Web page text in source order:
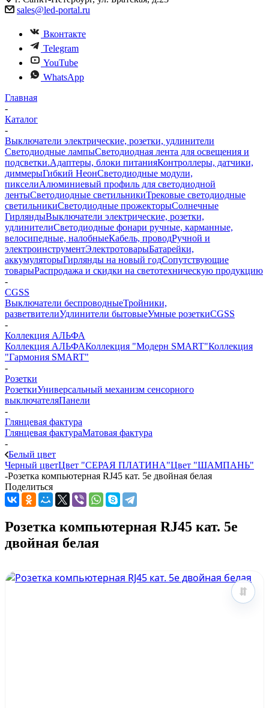
sales@led-portal.ru
Вконтакте
Telegram
YouTube
WhatsApp
Главная
-
Каталог
-
Выключатели электрические, розетки, удлинители
Светодиодные лампыСветодиодная лента для освещения и
подсветки.Адаптеры, блоки питанияКонтроллеры, датчики,
диммерыГибкий НеонСветодиодные модули,
пикселиАлюминиевый профиль для светодиодной
лентыСветодиодные светильникиТрековые светодиодные
светильникиСветодиодные прожекторыСолнечные
ГирляндыВыключатели электрические, розетки,
удлинителиСветодиодные фонари ручные, карманные,
велосипедные, налобныеКабель, проводРучной и
электроинструментЭлектротоварыБатарейки,
аккумуляторыГирлянды на новый годСопутствующие
товарыРаспродажа и скидки на светотехническую продукцию
-
CGSS
Выключатели беспроводныеТройники,
разветвителиУдлинители бытовыеУмные розеткиCGSS
-
Коллекция АЛЬФА
Коллекция АЛЬФАКоллекция "Модерн SMART"Коллекция
"Гармония SMART"
-
Розетки
РозеткиУниверсальный механизм сенсорного
выключателяПанели
-
Глянцевая фактура
Глянцевая фактураМатовая фактура
-
Белый цвет
Черный цветЦвет "СЕРАЯ ПЛАТИНА"Цвет "ШАМПАНЬ"
-Розетка компьютерная RJ45 кат. 5e двойная белая
Поделиться
Розетка компьютерная RJ45 кат. 5e
двойная белая